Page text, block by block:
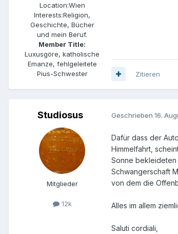
Location:Wien
Interests:Religion,
Geschichte, Bücher
und mein Beruf.
Member Title:
Luxusgöre, katholische
Emanze, fehlgeleitete
Pius-Schwester
Zitieren
Studiosus
Mitglieder
12k
Geschrieben 16.
Dafür dass der
Himmelfahrt,
Sonne bekleideten
Schwangerschaft
von dem die
Alles im allem
Saluti cordiali,